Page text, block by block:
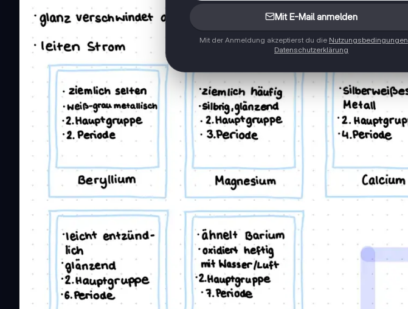
Mit E-Mail anmelden
Mit der Anmeldung akzeptierst du die Nutzungsbedingungen
Datenschutzerklärung